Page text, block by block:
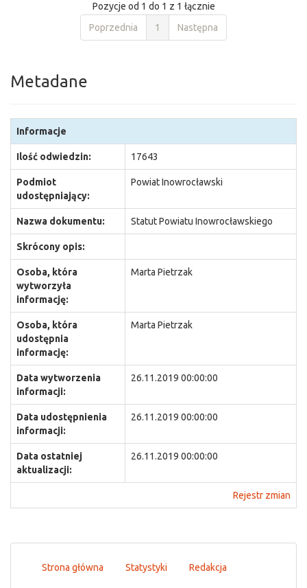
Pozycje od 1 do 1 z 1 łącznie
Poprzednia
1 Następna
Metadane
Informacje
Ilość odwiedzin: 17643
Podmiot
udostępniający:
Powiat Inowrocławski
Nazwa dokumentu: Statut Powiatu Inowrocławskiego
Skrócony opis:
Osoba, która
wytworzyła
informację:
Marta Pietrzak
Osoba, która
udostępnia
informację:
Marta Pietrzak
Data wytworzenia
informacji:
26.11.2019 00:00:00
Data udostępnienia
informacji:
26.11.2019 00:00:00
Data ostatniej
aktualizacji:
26.11.2019 00:00:00
Rejestr zmian
Strona główna Statystyki Redakcja